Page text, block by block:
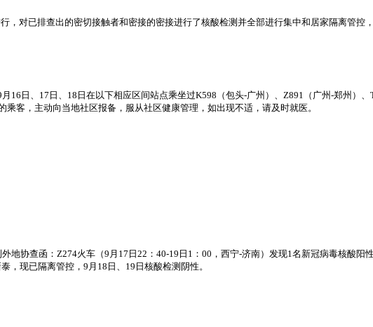
，对已排查出的密切接触者和密接的密接进行了核酸检测并全部进行集中和居家隔离管控
16日、17日、18日在以下相应区间站点乘坐过K598（包头-广州）、Z891（广州-郑州）、
客，主动向当地社区报备，服从社区健康管理，如出现不适，请及时就医。
地协查函：Z274火车（9月17日22：40-19日1：00，西宁-济南）发现1名新冠病毒核酸阳
，现已隔离管控，9月18日、19日核酸检测阴性。